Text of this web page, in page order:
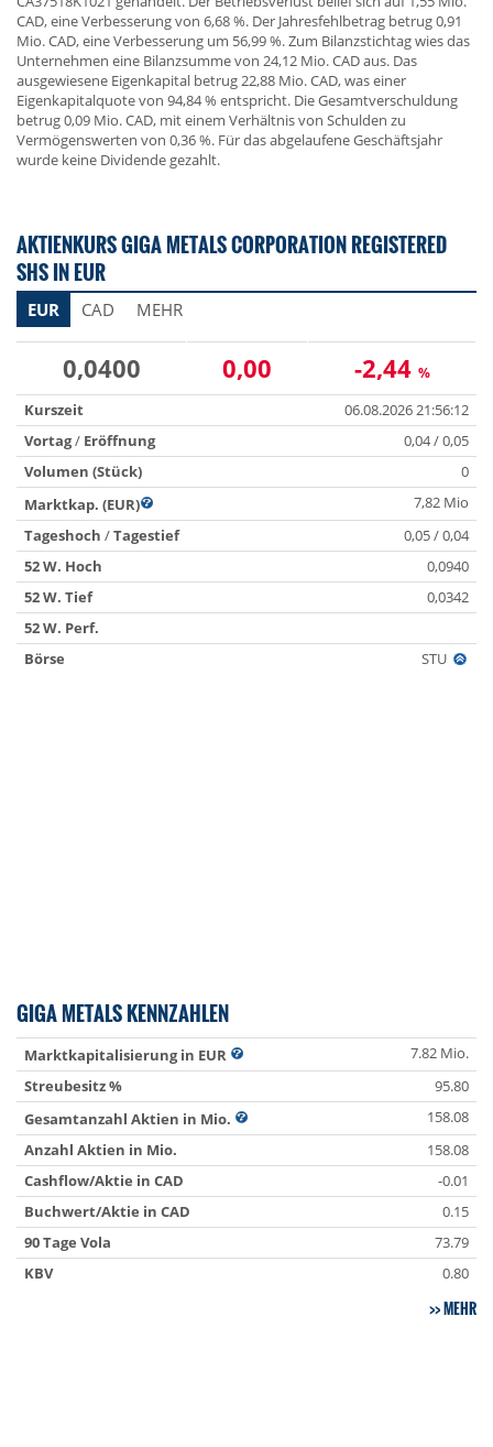
CAD, eine Verbesserung von 6,68 %. Der Jahresfehlbetrag betrug 0,91
Mio. CAD, eine Verbesserung um 56,99 %. Zum Bilanzstichtag wies das
Unternehmen eine Bilanzsumme von 24,12 Mio. CAD aus. Das
ausgewiesene Eigenkapital betrug 22,88 Mio. CAD, was einer
Eigenkapitalquote von 94,84 % entspricht. Die Gesamtverschuldung
betrug 0,09 Mio. CAD, mit einem Verhältnis von Schulden zu
Vermögenswerten von 0,36 %. Für das abgelaufene Geschäftsjahr
wurde keine Dividende gezahlt.
AKTIENKURS GIGA METALS CORPORATION REGISTERED
SHS IN EUR
EUR CAD MEHR
0,0400 0,00 -2,44 %
Kurszeit
06.08.2026 21:56:12
Vortag/ Eröffnung
0,04 / 0,05
Volumen (Stück)
0
Marktkap. (EUR)
7,82 Mio
Tageshoch /Tagestief
0,05 / 0,04
52 W. Hoch
0,0940
52 W. Tief
0,0342
52 W. Perf.
Börse
STU
GIGA METALS KENNZAHLEN
Marktkapitalisierung in EUR
7.82 Mio.
Streubesitz %
95.80
Gesamtanzahl Aktien in Mio.
158.08
Anzahl Aktien in Mio.
158.08
Cashflow/Aktie in CAD
-0.01
Buchwert/Aktie in CAD
0.15
90 Tage Vola
73.79
KBV
0.80
MEHR